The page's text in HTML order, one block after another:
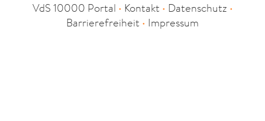
VdS 10000 Portal • Kontakt • Datenschutz •
Barrierefreiheit • Impressum